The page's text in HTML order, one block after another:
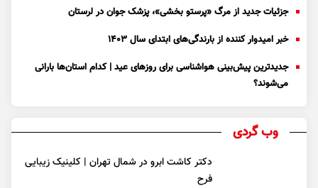
جزئیات جدید از مرگ «پرستو بخشی»، پزشک جوان در لرستان
خبر امیدوار کننده از بارندگی‌های ابتدای سال ۱۴۰۳
جدیدترین پیش‌بینی هواشناسی برای روزهای عید | کدام استان‌ها بارانی
می‌شوند؟
وب گردی
دکتر کاشت ابرو در شمال تهران | کلینیک زیبایی
فرح